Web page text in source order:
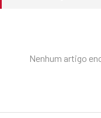
Nenhum artigo